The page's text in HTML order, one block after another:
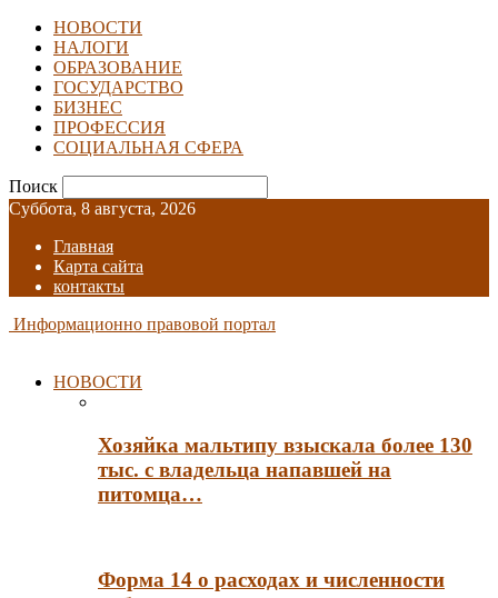
НОВОСТИ
НАЛОГИ
ОБРАЗОВАНИЕ
ГОСУДАРСТВО
БИЗНЕС
ПРОФЕССИЯ
СОЦИАЛЬНАЯ СФЕРА
Поиск
Суббота, 8 августа, 2026
Главная
Карта сайта
контакты
Информационно правовой портал
НОВОСТИ
Хозяйка мальтипу взыскала более 130
тыс. с владельца напавшей на
питомца…
Форма 14 о расходах и численности